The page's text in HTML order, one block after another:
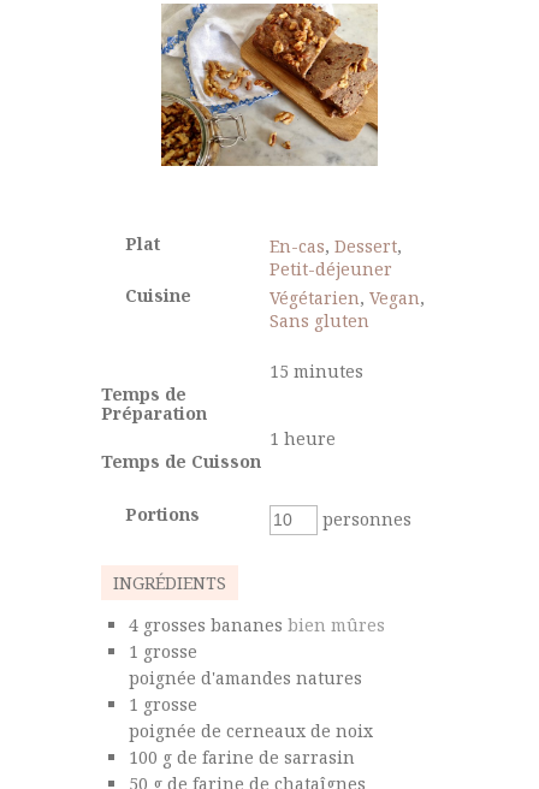
Plat En-cas, Dessert,
Petit-déjeuner
Cuisine
Végétarien, Vegan,
Sans gluten
Temps de
Préparation
15 minutes
Temps de Cuisson
1 heure
Portions personnes
INGRÉDIENTS
4 grosses bananes bien mûres
1 grosse
poignée d'amandes natures
1 grosse
poignée de cerneaux de noix
100 g de farine de sarrasin
50 g de farine de chataîgnes